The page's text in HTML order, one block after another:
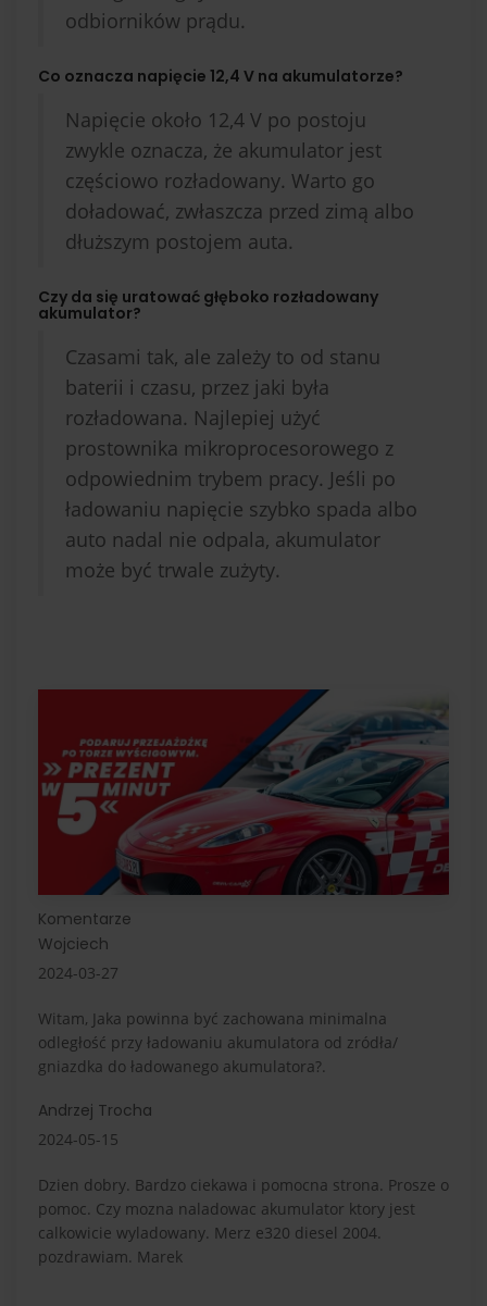
odbiorników prądu.
Co oznacza napięcie 12,4 V na akumulatorze?
Napięcie około 12,4 V po postoju
zwykle oznacza, że akumulator jest
częściowo rozładowany. Warto go
doładować, zwłaszcza przed zimą albo
dłuższym postojem auta.
Czy da się uratować głęboko rozładowany
akumulator?
Czasami tak, ale zależy to od stanu
baterii i czasu, przez jaki była
rozładowana. Najlepiej użyć
prostownika mikroprocesorowego z
odpowiednim trybem pracy. Jeśli po
ładowaniu napięcie szybko spada albo
auto nadal nie odpala, akumulator
może być trwale zużyty.
Komentarze
Wojciech
2024-03-27
Witam, Jaka powinna być zachowana minimalna
odległość przy ładowaniu akumulatora od zródła/
gniazdka do ładowanego akumulatora?.
Andrzej Trocha
2024-05-15
Dzien dobry. Bardzo ciekawa i pomocna strona. Prosze o
pomoc. Czy mozna naladowac akumulator ktory jest
calkowicie wyladowany. Merz e320 diesel 2004.
pozdrawiam. Marek